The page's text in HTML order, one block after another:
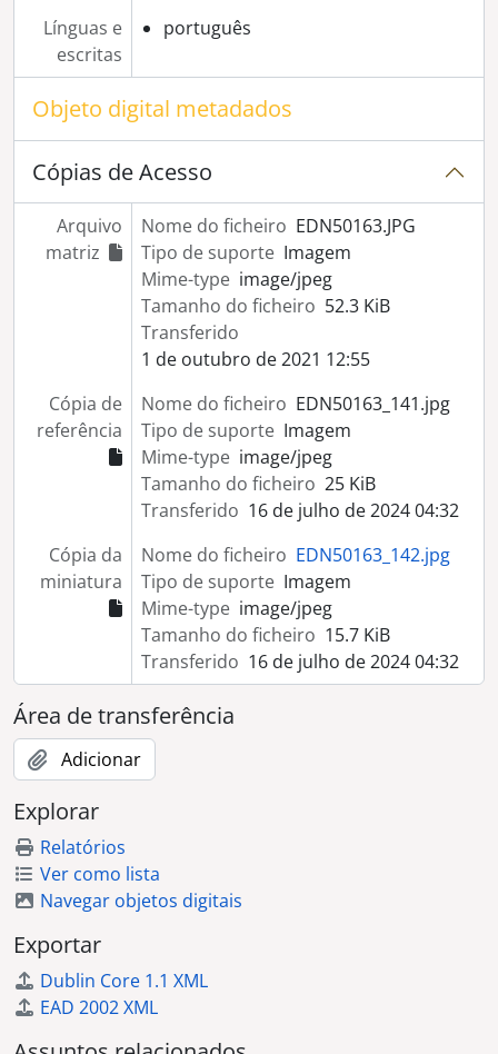
[Série] Cortejo Fúnebre não identificado
[Série] Feira de gado em local não identificado
[Série] Desporto
[Série] Igreja e Convento de Santa Clara, em Évora
[Série] Cerimónia em igreja não identificada: "Congresso de Propagação"
[Série] Retratos não identificados (sem registo associado)
[Série] Imagens alusivas à Exposição do Mundo Português (1940)
[Coleção] Colecção Grupo Pró-Évora
[Coleção] Colecção António Carrapato
[Coleção] Colecção José Braga Passaporte
[Coleção] Colecção Marcolino Silva
[Coleção] Colecção Mário Gama Freixo
[Coleção] Colecção Francisco Manuel Fialho
[Coleção] Colecção Exposição Rio de Janeiro
[Coleção] Colecção Cavaleiro Ferreira
[Coleção] Colecção Sociedade Harmonia Eborense
[Coleção] Colecção Provas Originais
[Coleção] Colecção Arquivo Corrente
[Coleção] Colecção Ricardo Santos
[Coleção] Colecção Inácio Martinho
[Coleção] Colecção Lopes Fragoso
[Coleção] Colecção Família David
[Coleção] Colecção José Manuel Rodrigues
[Coleção] Colecção Luís Teixeira
[Coleção] Colecção António Cunha
[Coleção] Colecção Arqueologia
[Coleção] Colecção Carlos Tojo
[Coleção] Colecção Eduardo Gageiro
[Coleção] Colecção Elsa Caeiro
[Coleção] Colecção Gérard Castello-Lopes
[Coleção] Colecção Guilherme Silva
Línguas e
escritas
português
Objeto digital metadados
Cópias de Acesso
Arquivo
matriz
Nome do ficheiro EDN50163.JPG
Tipo de suporte Imagem
Mime-type image/jpeg
Tamanho do ficheiro 52.3 KiB
Transferido
1 de outubro de 2021 12:55
Cópia de
referência
Nome do ficheiro EDN50163_141.jpg
Tipo de suporte Imagem
Mime-type image/jpeg
Tamanho do ficheiro 25 KiB
Transferido 16 de julho de 2024 04:32
Cópia da
miniatura
Nome do ficheiro EDN50163_142.jpg
Tipo de suporte Imagem
Mime-type image/jpeg
Tamanho do ficheiro 15.7 KiB
Transferido 16 de julho de 2024 04:32
Área de transferência
Adicionar
Explorar
Relatórios
Ver como lista
Navegar objetos digitais
Exportar
Dublin Core 1.1 XML
EAD 2002 XML